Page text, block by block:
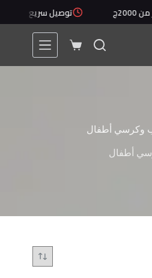
توصيل سريع خلال 1 - 5 أيام
عربة
وكرسي أطفال
أطفال